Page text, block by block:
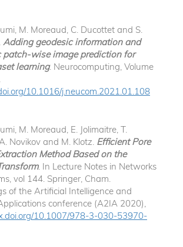
M. Moreaud, C. Ducottet and S.
Adding geodesic information and
patch-wise image prediction for
learning. Neurocomputing, Volume
10.1016/j.neucom.2021.01.108
M. Moreaud, E. Jolimaitre, T.
Novikov and M. Klotz. Efficient Pore
Method Based on the
. In Lecture Notes in Networks
vol 144. Springer, Cham.
of the Artificial Intelligence and
conference (A2IA 2020),
10.1007/978-3-030-53970-